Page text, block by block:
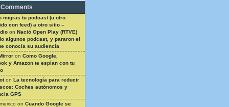
migras tu podcast (u otro
con feed) a otro sitio –
on Nació Open Play (RTVE)
algunos podcast, y pararon el
conocía su audiencia
on Como Google,
y Amazon te espían con tu
on La tecnología para reducir
Coches autónomos y
GPS
on Cuando Google se